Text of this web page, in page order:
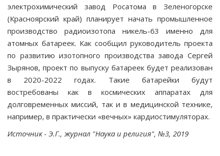
электрохими­ческий завод Росатома в Зеленогорске
(Красноярский край) планирует начать промышленное
производство радиоизотопа никель-63 именно для
атомных батареек. Как сообщил руководитель проекта
по развитию изо­топного производства завода Сергей
Зырянов, проект по выпуску батареек будет реализован
в 2020-2022 го­дах. Такие батарейки будут
востребованы как в космиче­ских аппаратах для
долговременных миссий, так и в ме­дицинской технике,
например, в практически «вечных» кардиостимуляторах.
Источник - Э.Г., журнал "Наука и религия", №3, 2019